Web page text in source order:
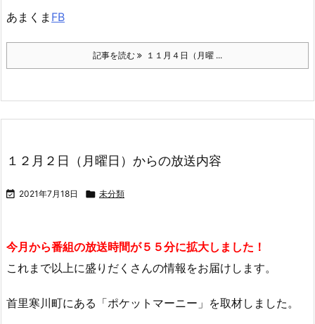
あまくま FB
記事を読む １１月４日（月曜 ...
１２月２日（月曜日）からの放送内容
 2021年7月18日  未分類
今月から番組の放送時間が５５分に拡大しました！
これまで以上に盛りだくさんの情報をお届けします。
首里寒川町にある「ポケットマーニー」を取材しました。